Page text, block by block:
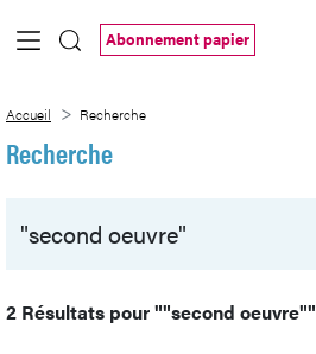
Saut au contenu principal
Abonnement papier
Accueil Recherche
Recherche
2 Résultats pour""second oeuvre""